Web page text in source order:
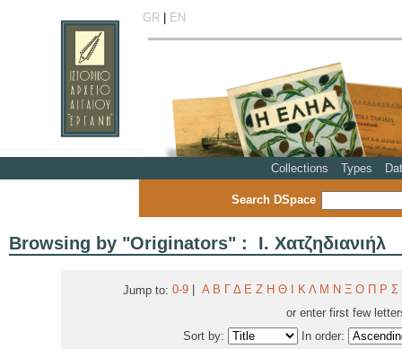
GR| EN
Collections Types
Search DSpace
Browsing by "Originators" : Ι. Χατζηδιανιήλ
Jump to: 0-9 Α Β Γ Δ Ε Ζ Η Θ Κ Λ Μ Ν Ξ Ο Π Ρ Σ
or enter first few
Sort by:
In order: